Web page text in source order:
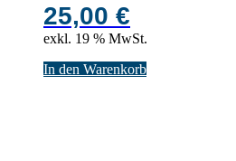
25,00 €
exkl. 19 % MwSt.
In den Warenkorb